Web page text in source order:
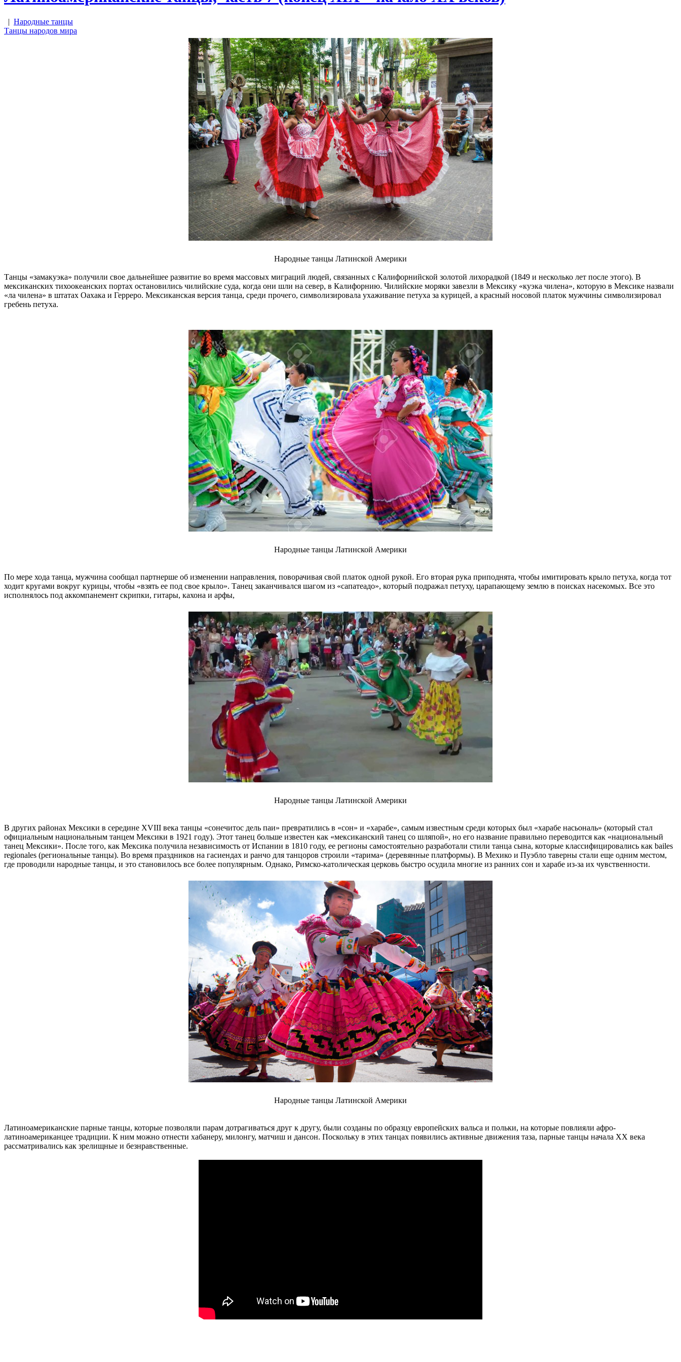
| Народные танцы
Танцы народов мира
Народные танцы Латинской Америки
Танцы «замакуэка» получили свое дальнейшее развитие во время массовых миграций людей, связанных с Калифорнийской золотой лихорадкой (1849 и несколько лет после этого). В
мексиканских тихоокеанских портах остановились чилийские суда, когда они шли на север, в Калифорнию. Чилийские моряки завезли в Мексику «куэка чилена», которую в Мексике назвали
«ла чилена» в штатах Оахака и Герреро. Мексиканская версия танца, среди прочего, символизировала ухаживание петуха за курицей, а красный носовой платок мужчины символизировал
гребень петуха.
Народные танцы Латинской Америки
По мере хода танца, мужчина сообщал партнерше об изменении направления, поворачивая свой платок одной рукой. Его вторая рука приподнята, чтобы имитировать крыло петуха, когда тот
ходит кругами вокруг курицы, чтобы «взять ее под свое крыло». Танец заканчивался шагом из «сапатеадо», который подражал петуху, царапающему землю в поисках насекомых. Все это
исполнялось под аккомпанемент скрипки, гитары, кахона и арфы,
Народные танцы Латинской Америки
В других районах Мексики в середине XVIII века танцы «сонечитос дель паи» превратились в «сон» и «харабе», самым известным среди которых был «харабе насьональ» (который стал
официальным национальным танцем Мексики в 1921 году). Этот танец больше известен как «мексиканский танец со шляпой», но его название правильно переводится как «национальный
танец Мексики». После того, как Мексика получила независимость от Испании в 1810 году, ее регионы самостоятельно разработали стили танца сына, которые классифицировались как bailes
regionales (региональные танцы). Во время праздников на гасиендах и ранчо для танцоров строили «тарима» (деревянные платформы). В Мехико и Пуэбло таверны стали еще одним местом,
где проводили народные танцы, и это становилось все более популярным. Однако, Римско-католическая церковь быстро осудила многие из ранних сон и харабе из-за их чувственности.
Народные танцы Латинской Америки
Латиноамериканские парные танцы, которые позволяли парам дотрагиваться друг к другу, были созданы по образцу европейских вальса и польки, на которые повлияли афро-
латиноамериканцее традиции. К ним можно отнести хабанеру, милонгу, матчиш и дансон. Поскольку в этих танцах появились активные движения таза, парные танцы начала XX века
рассматривались как зрелищные и безнравственные.